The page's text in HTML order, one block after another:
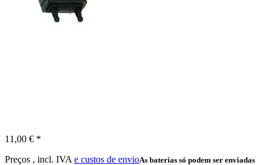
11,00 € *
Preços , incl. IVA e custos de envioAs baterias só podem ser enviadas